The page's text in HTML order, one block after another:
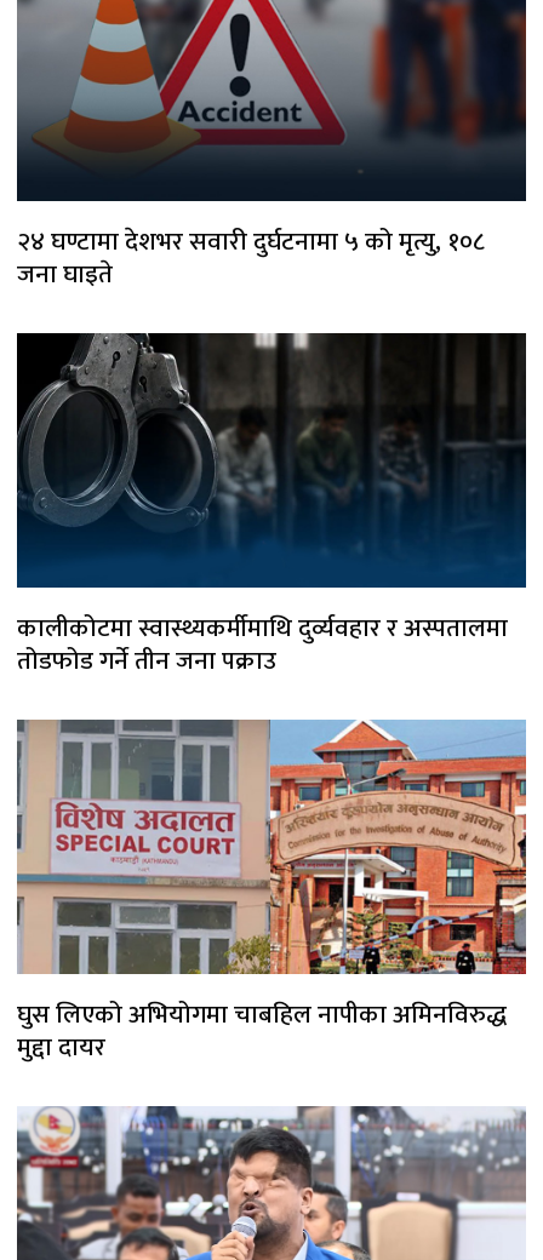
२४ घण्टामा देशभर सवारी दुर्घटनामा ५ को मृत्यु, १०८
जना घाइते
कालीकोटमा स्वास्थ्यकर्मीमाथि दुर्व्यवहार र अस्पतालमा
तोडफोड गर्ने तीन जना पक्राउ
घुस लिएको अभियोगमा चाबहिल नापीका अमिनविरुद्ध
मुद्दा दायर